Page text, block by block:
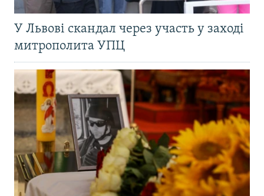
У Львові скандал через участь у заході
митрополита УПЦ